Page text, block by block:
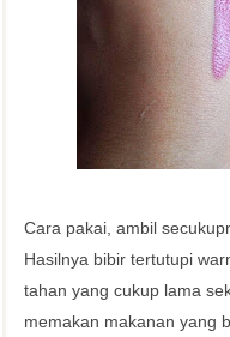
Cara pakai, ambil
Hasilnya bibir tertutupi
tahan yang cukup lama
memakan makanan yang